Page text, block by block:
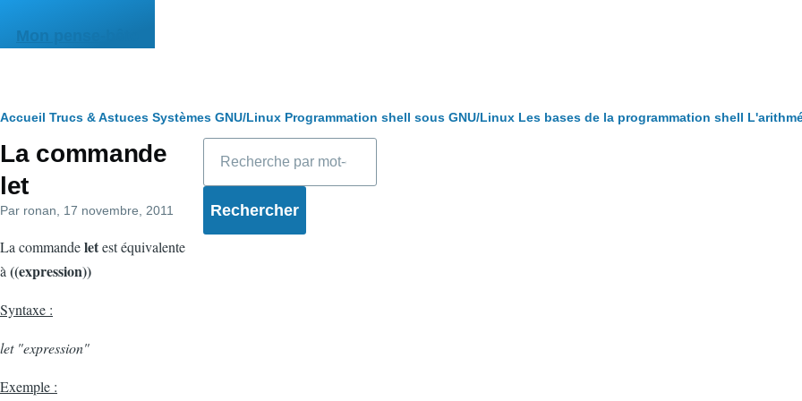
Mon pense-bête
Fil
d'Ariane
Accueil Trucs & Astuces Systèmes GNU/Linux Programmation shell sous GNU/Linux Les bases de la programmation shell
La commande
let
Par ronan , 17 novembre, 2011
La commandeletest équivalente
à ((expression))
Syntaxe :
let "expression"
Exemple :